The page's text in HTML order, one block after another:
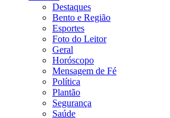
Destaques
Bento e Região
Esportes
Foto do Leitor
Geral
Horóscopo
Mensagem de Fé
Política
Plantão
Segurança
Saúde